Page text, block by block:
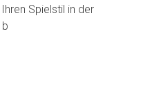
Spielstil in der